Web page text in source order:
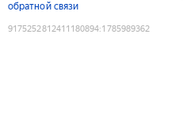
обратной связи
9175252812411180894:1785989362